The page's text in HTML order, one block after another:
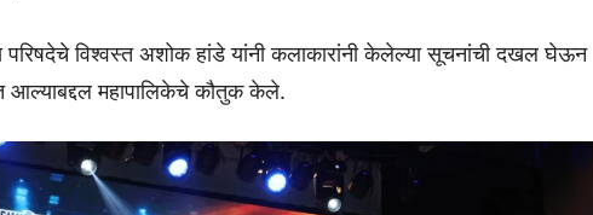
परिषदेचे विश्वस्त अशोक हांडे यांनी कलाकारांनी केलेल्या सूचनांची दखल घेऊन
आल्याबद्दल महापालिकेचे कौतुक केले.